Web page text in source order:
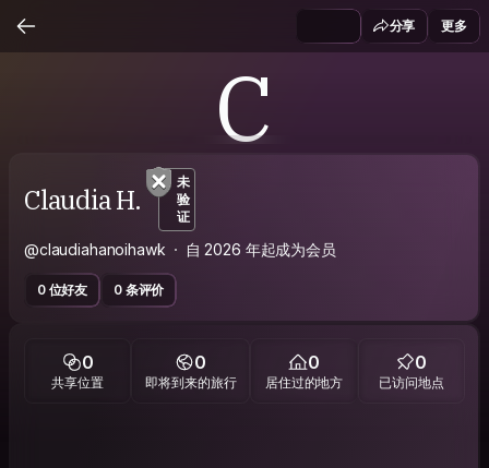
分享 更多
C
Claudia H.
未
验
证
@claudiahanoihawk 自 2026 年起成为会员
0 位好友 0 条评价
0
共享位置
0
即将到来的旅行
0
居住过的地方
0
已访问地点